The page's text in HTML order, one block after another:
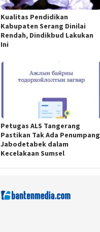
Kualitas Pendidikan
Kabupaten Serang Dinilai
Rendah, Dindikbud Lakukan
Ini
Petugas ALS Tangerang
Pastikan Tak Ada Penumpang
Jabodetabek dalam
Kecelakaan Sumsel